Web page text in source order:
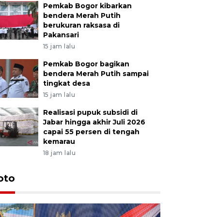
Pemkab Bogor kibarkan
bendera Merah Putih
berukuran raksasa di
Pakansari
15 jam lalu
Pemkab Bogor bagikan
bendera Merah Putih sampai
tingkat desa
15 jam lalu
Realisasi pupuk subsidi di
Jabar hingga akhir Juli 2026
capai 55 persen di tengah
kemarau
18 jam lalu